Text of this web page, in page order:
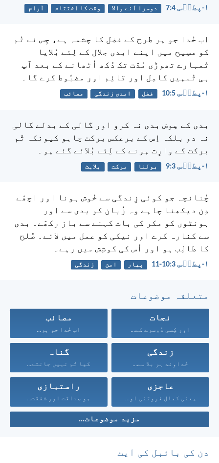
۱-پطرؔس 4:‏7 دوسرا آنے والا وقت کا اختتام آرام
اب خُدا جو ہر طرح کے فضل کا چشمہ ہے، جِس نے تُم
کو مسِیح میں اپنے ابدی جلال کے لِئے بُلایا
تُمہارے تھوڑی مُدّت تک دُکھ اُٹھانے کے بعد آپ
ہی تُمہیں کامِل اور قائِم اور مضبُوط کرے گا۔
۱-پطرؔس 5:‏10 فضل ابدی زندگی مصائب
بدی کے عِوض بدی نہ کرو اور گالی کے بدلے گالی
نہ دو بلکہ اِس کے برعکس برکت چاہو کیونکہ تُم
برکت کے وارِث ہونے کے لِئے بُلائے گئے ہو۔
۱-پطرؔس 3:‏9 بولنا برکت بلاہٹ
چُنانچہ جو کوئی زِندگی سے خُوش ہونا
اور اچھّے
دِن دیکھنا چاہے وہ زُبان کو بدی سے اور
ہونٹوں کو مکر کی بات کہنے سے باز رکھّے۔
بدی
سے کنارہ کرے اور نیکی کو عمل میں لائے۔ صُلح
کا طالِب ہو اور اُس کی کوشِش میں رہے۔
۱-پطرؔس 3:‏10-‏11 پیار امن زندگی
متعلقہ موضوعات
نجات
اور کِسی دُوسرے کے...
مصائب
اب خُدا جو ہر...
زندگی
خُداوند ہر بلا سے...
گناہ
کیا تُم نہیں جانتے...
عاجزی
یعنی کمال فروتنی اور...
راستبازی
جو صداقت اور شفقت...
مزید موضوعات...
دن کی بائبل کی آیت